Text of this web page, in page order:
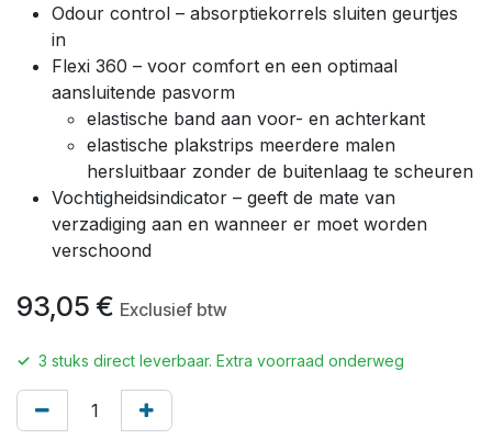
Odour control – absorptiekorrels sluiten geurtjes
in
Flexi 360 – voor comfort en een optimaal
aansluitende pasvorm
elastische band aan voor- en achterkant
elastische plakstrips meerdere malen
hersluitbaar zonder de buitenlaag te scheuren
Vochtigheidsindicator – geeft de mate van
verzadiging aan en wanneer er moet worden
verschoond
93,05 € Exclusief btw
✓ 3 stuks direct leverbaar. Extra voorraad onderweg